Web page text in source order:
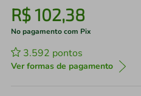
R$102,38
No pagamento com Pix
3.592 pontos
Ver formas de pagamento